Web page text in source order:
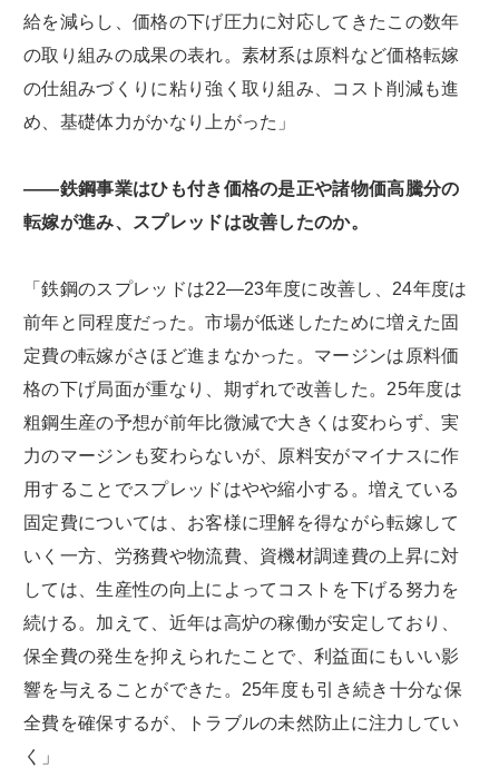
給を減らし、価格の下げ圧力に対応してきたこの数年
の取り組みの成果の表れ。素材系は原料など価格転嫁
の仕組みづくりに粘り強く取り組み、コスト削減も進
め、基礎体力がかなり上がった」
――鉄鋼事業はひも付き価格の是正や諸物価高騰分の
転嫁が進み、スプレッドは改善したのか。
「鉄鋼のスプレッドは22―23年度に改善し、24年度は
前年と同程度だった。市場が低迷したために増えた固
定費の転嫁がさほど進まなかった。マージンは原料価
格の下げ局面が重なり、期ずれで改善した。25年度は
粗鋼生産の予想が前年比微減で大きくは変わらず、実
力のマージンも変わらないが、原料安がマイナスに作
用することでスプレッドはやや縮小する。増えている
固定費については、お客様に理解を得ながら転嫁して
いく一方、労務費や物流費、資機材調達費の上昇に対
しては、生産性の向上によってコストを下げる努力を
続ける。加えて、近年は高炉の稼働が安定しており、
保全費の発生を抑えられたことで、利益面にもいい影
響を与えることができた。25年度も引き続き十分な保
全費を確保するが、トラブルの未然防止に注力してい
く」